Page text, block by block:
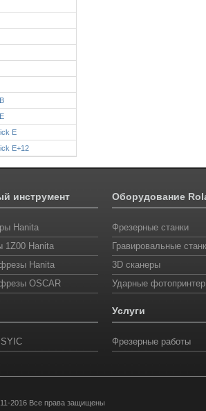
E
E+12
инструмент
Hanita
1Z00 Hanita
Hanita
OSCAR
Оборудование
Фрезерные станки
Гравировальные
3D сканеры
Ударные
Услуги
Фрезерные работы
2016 Все права защищены